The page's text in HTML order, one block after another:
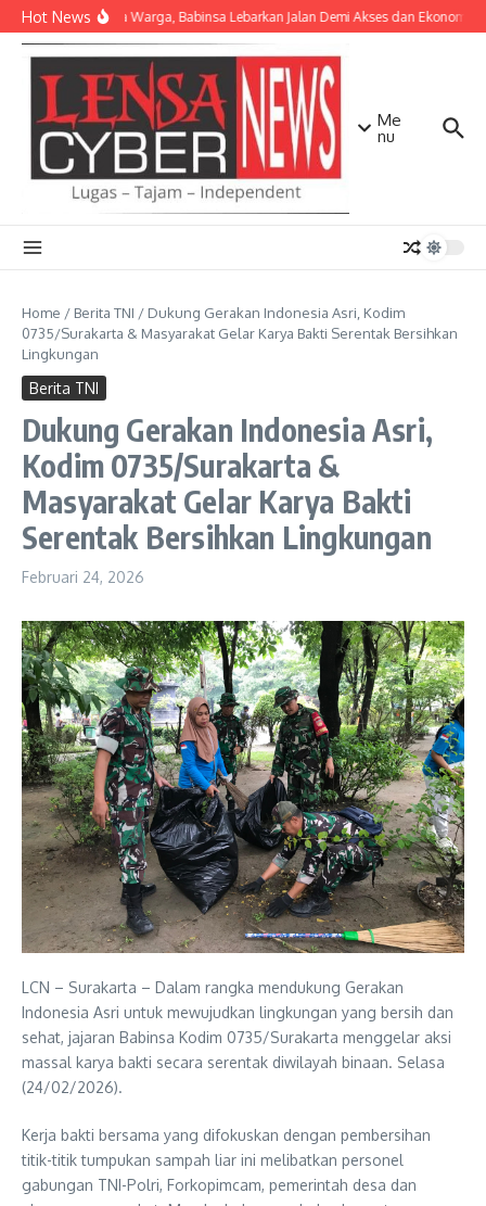
Lewati ke konten
Hot NewsBersama Warga, Babinsa Lebarkan Jalan Demi Akses dan Ekonomi
Me
nu
Home / Berita TNI / Dukung Gerakan Indonesia Asri, Kodim
0735/Surakarta & Masyarakat Gelar Karya Bakti Serentak Bersihkan
Lingkungan
Berita TNI
Dukung Gerakan Indonesia Asri,
Kodim 0735/Surakarta &
Masyarakat Gelar Karya Bakti
Serentak Bersihkan Lingkungan
Februari 24, 2026
LCN – Surakarta – Dalam rangka mendukung Gerakan
Indonesia Asri untuk mewujudkan lingkungan yang bersih dan
sehat, jajaran Babinsa Kodim 0735/Surakarta menggelar aksi
massal karya bakti secara serentak diwilayah binaan. Selasa
(24/02/2026).
Kerja bakti bersama yang difokuskan dengan pembersihan
titik-titik tumpukan sampah liar ini melibatkan personel
gabungan TNI-Polri, Forkopimcam, pemerintah desa dan